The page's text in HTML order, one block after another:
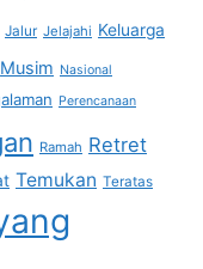
Jalur Jelajahi Keluarga
Musim Nasional
Perencanaan
Ramah Retret
Temukan Teratas